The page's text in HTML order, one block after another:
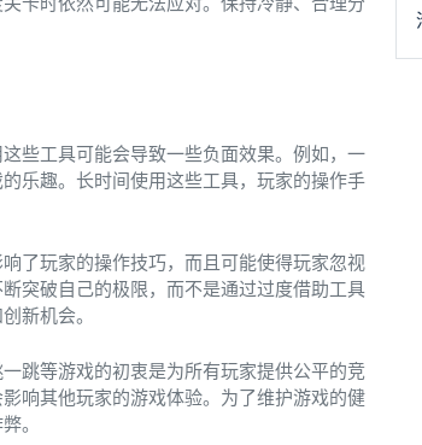
些工具可能会导致一些负面效果。例如，一
乐趣。长时间使用这些工具，玩家的操作手
了玩家的操作技巧，而且可能使得玩家忽视
突破自己的极限，而不是通过过度借助工具
新机会。
跳等游戏的初衷是为所有玩家提供公平的竞
响其他玩家的游戏体验。为了维护游戏的健
。